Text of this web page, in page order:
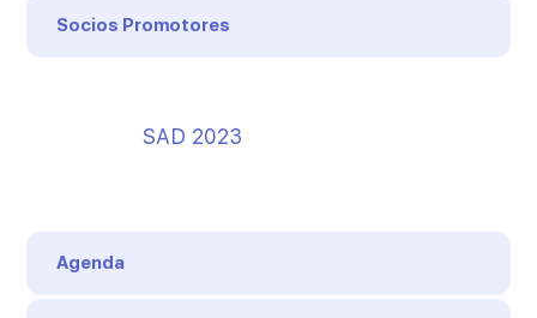
Socios Promotores
SAD 2023
Agenda